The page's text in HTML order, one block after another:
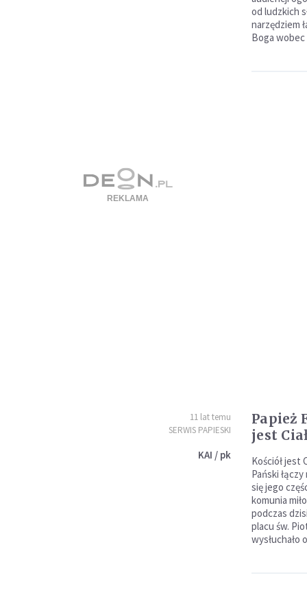
od ludzkich
narzędziem
Boga wobec
11 lat temu
SERWIS PAPIESKI
KAI / pk
Papież
jest
Kościół jest
Pański
się jego
komunia
podczas
placu św.
wysłuchało